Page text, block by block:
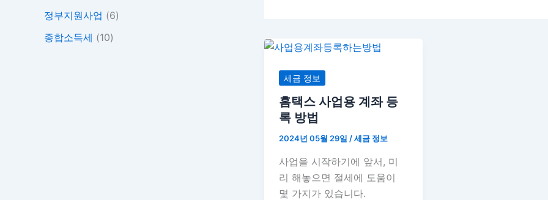
정부지원사업 (6)
종합소득세 (10)
세금 정보
홈택스 사업용 계좌 등
록 방법
2024년 05월 29일 /세금 정보
사업을 시작하기에 앞서, 미
리 해놓으면 절세에 도움이
몇 가지가 있습니다.
홈
스
사
업
용
계
좌
등
록